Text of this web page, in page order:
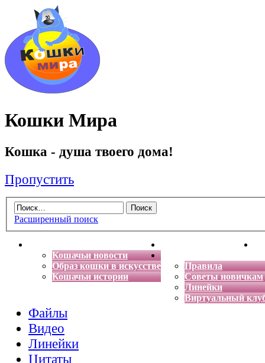
Кошки Мира
Кошка - душа твоего дома!
Пропустить
Расширенный поиск
Кошачьи новости
Образ кошки в искусстве
Кошачьи истории
Энциклопедия кошек
Правила
Советы новичкам
Линейки
Виртуальный
Файлы
Видео
Линейки
Цитаты